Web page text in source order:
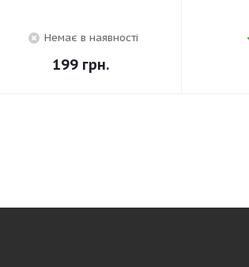
Немає в наявності
199 грн.